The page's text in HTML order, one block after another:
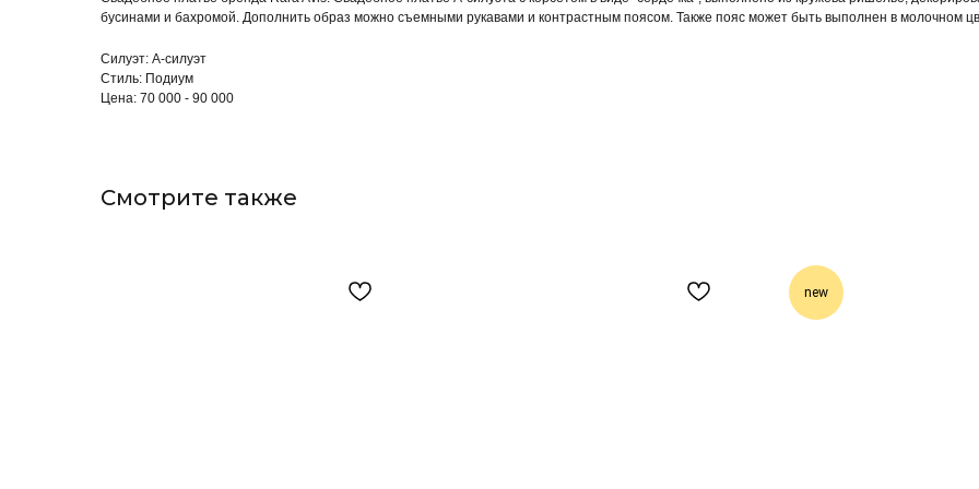
бусинами и бахромой. Дополнить образ можно съемными рукавами и контрастным поясом. Также пояс может быть выполнен в молочном
Силуэт: А-силуэт
Стиль: Подиум
Цена: 70 000 - 90 000
Смотрите также
new